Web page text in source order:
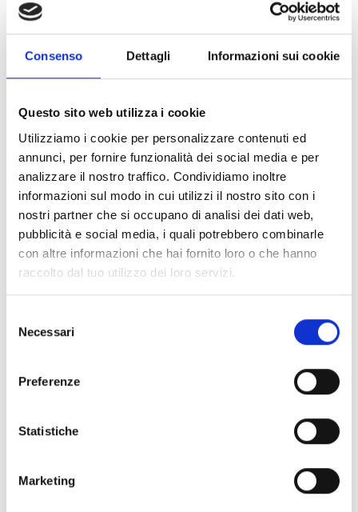
Consenso Dettagli Informazioni sui cookie
Questo sito web utilizza i cookie
Utilizziamo i cookie per personalizzare contenuti ed
annunci, per fornire funzionalità dei social media e per
analizzare il nostro traffico. Condividiamo inoltre
informazioni sul modo in cui utilizzi il nostro sito con i
nostri partner che si occupano di analisi dei dati web,
pubblicità e social media, i quali potrebbero combinarle
con altre informazioni che hai fornito loro o che hanno
raccolto dal tuo utilizzo dei loro servizi.
delNecessari
Preferenze
Statistiche
Marketing